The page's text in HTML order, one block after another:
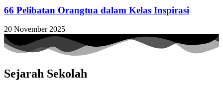
66 Pelibatan Orangtua dalam Kelas Inspirasi
20 November 2025
Sejarah Sekolah